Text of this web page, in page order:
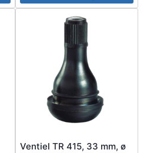
Ventiel TR 415, 33 mm, ø